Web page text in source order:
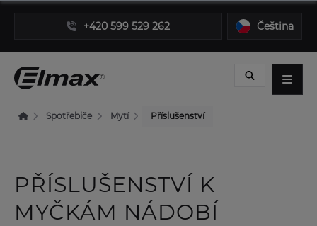
+420 599 529 262 Čeština
Spotřebiče Mytí Příslušenství
PŘÍSLUŠENSTVÍ K
MYČKÁM NÁDOBÍ